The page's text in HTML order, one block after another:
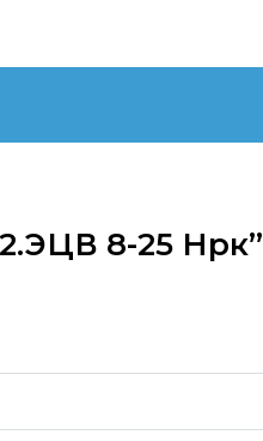
8-25 Нрк”